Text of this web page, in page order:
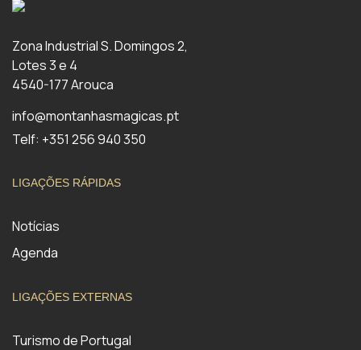
Zona Industrial S. Domingos 2,
Lotes 3 e 4
4540-177 Arouca
info@montanhasmagicas.pt
Telf: +351 256 940 350
LIGAÇÕES RÁPIDAS
Notícias
Agenda
LIGAÇÕES EXTERNAS
Turismo de Portugal